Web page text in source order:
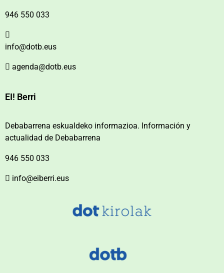
946 550 033
info@dotb.eus
agenda@dotb.eus
EI! Berri
Debabarrena eskualdeko informazioa. Información y
actualidad de Debabarrena
946 550 033
info@eiberri.eus